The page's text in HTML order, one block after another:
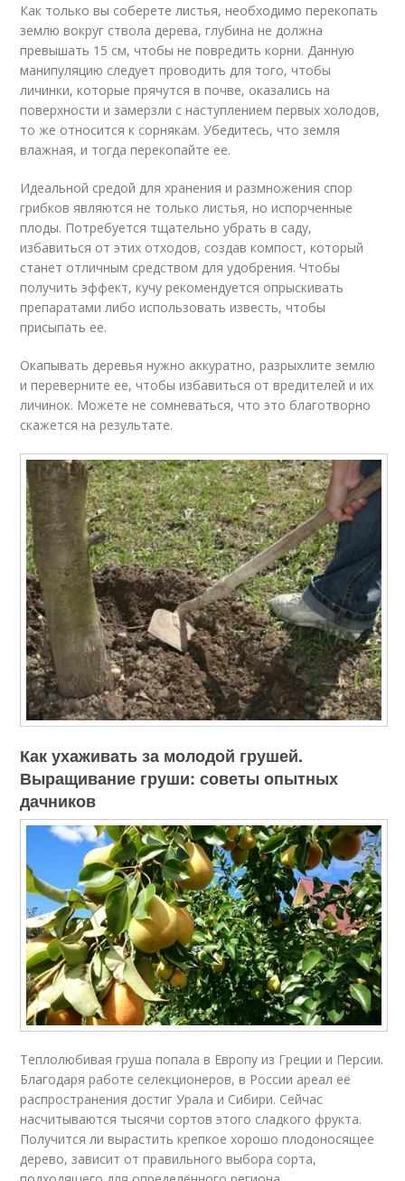
Как только вы соберете листья, необходимо перекопать
землю вокруг ствола дерева, глубина не должна
превышать 15 см, чтобы не повредить корни. Данную
манипуляцию следует проводить для того, чтобы
личинки, которые прячутся в почве, оказались на
поверхности и замерзли с наступлением первых холодов,
то же относится к сорнякам. Убедитесь, что земля
влажная, и тогда перекопайте ее.
Идеальной средой для хранения и размножения спор
грибков являются не только листья, но испорченные
плоды. Потребуется тщательно убрать в саду,
избавиться от этих отходов, создав компост, который
станет отличным средством для удобрения. Чтобы
получить эффект, кучу рекомендуется опрыскивать
препаратами либо использовать известь, чтобы
присыпать ее.
Окапывать деревья нужно аккуратно, разрыхлите землю
и переверните ее, чтобы избавиться от вредителей и их
личинок. Можете не сомневаться, что это благотворно
скажется на результате.
Как ухаживать за молодой грушей.
Выращивание груши: советы опытных
дачников
Теплолюбивая груша попала в Европу из Греции и Персии.
Благодаря работе селекционеров, в России ареал её
распространения достиг Урала и Сибири. Сейчас
насчитываются тысячи сортов этого сладкого фрукта.
Получится ли вырастить крепкое хорошо плодоносящее
дерево, зависит от правильного выбора сорта,